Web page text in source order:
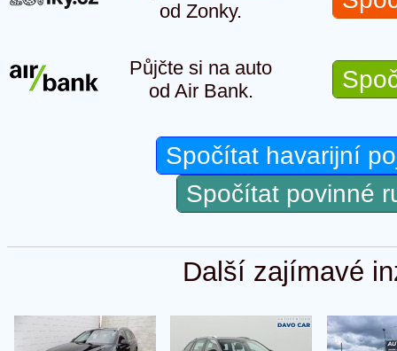
od Zonky.
Půjčte si na auto
od Air Bank.
Spočítat havarijní
Spočítat povinné
Další zajímavé